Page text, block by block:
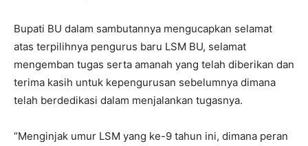
Bupati BU dalam sambutannya mengucapkan selamat
atas terpilihnya pengurus baru LSM BU, selamat
mengemban tugas serta amanah yang telah diberikan dan
terima kasih untuk kepengurusan sebelumnya dimana
telah berdedikasi dalam menjalankan tugasnya.
“Menginjak umur LSM yang ke-9 tahun ini, dimana peran